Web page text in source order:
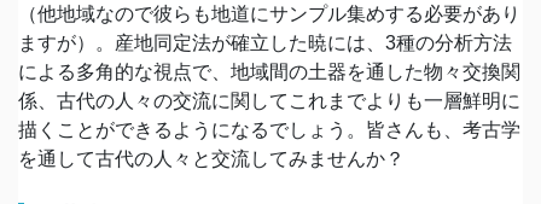
（他地域なので彼らも地道にサンプル集めする必要があり
ますが）。産地同定法が確立した暁には、3種の分析方法
による多角的な視点で、地域間の土器を通した物々交換関
係、古代の人々の交流に関してこれまでよりも一層鮮明に
描くことができるようになるでしょう。皆さんも、考古学
を通して古代の人々と交流してみませんか？